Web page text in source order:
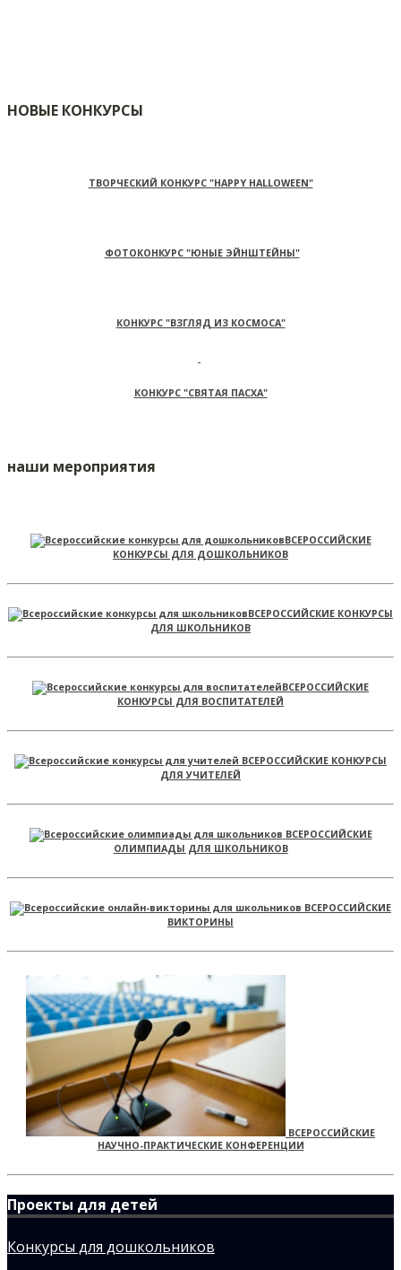
НОВЫЕ КОНКУРСЫ
ТВОРЧЕСКИЙ КОНКУРС "HAPPY HALLOWEEN"
ФОТОКОНКУРС "ЮНЫЕ ЭЙНШТЕЙНЫ"
КОНКУРС "ВЗГЛЯД ИЗ КОСМОСА"
КОНКУРС "СВЯТАЯ ПАСХА"
наши мероприятия
ВСЕРОССИЙСКИЕ
КОНКУРСЫ ДЛЯ ДОШКОЛЬНИКОВ
ВСЕРОССИЙСКИЕ КОНКУРСЫ
ДЛЯ ШКОЛЬНИКОВ
ВСЕРОССИЙСКИЕ
КОНКУРСЫ ДЛЯ ВОСПИТАТЕЛЕЙ
ВСЕРОССИЙСКИЕ КОНКУРСЫ
ДЛЯ УЧИТЕЛЕЙ
ВСЕРОССИЙСКИЕ
ОЛИМПИАДЫ ДЛЯ ШКОЛЬНИКОВ
ВСЕРОССИЙСКИЕ
ВИКТОРИНЫ
ВСЕРОССИЙСКИЕ
НАУЧНО-ПРАКТИЧЕСКИЕ КОНФЕРЕНЦИИ
Проекты для детей
Конкурсы для дошкольников